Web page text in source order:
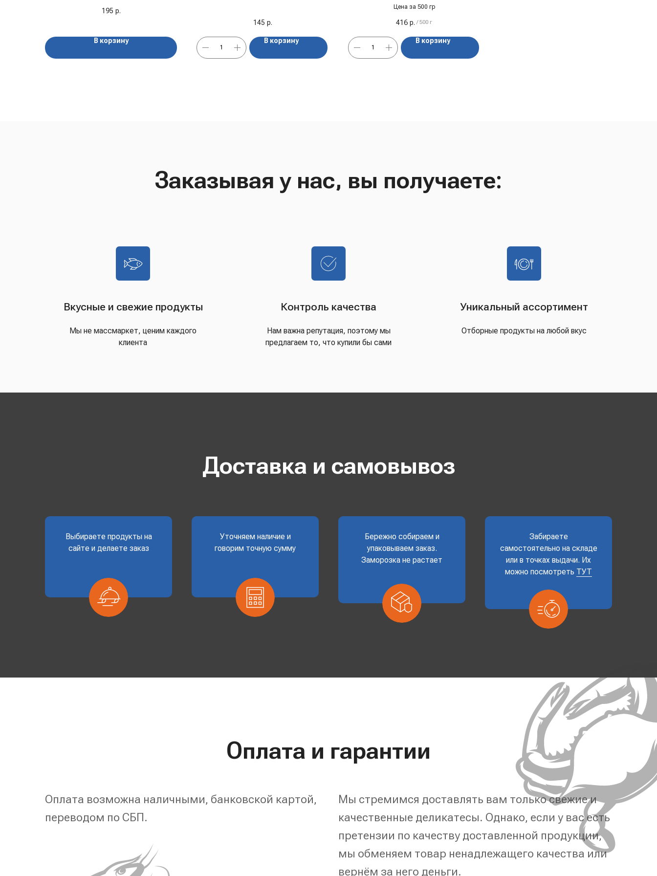
195 р.
В корзину
145 р.
В корзину
продукты"
Цена за 500 гр
416 р. / 500 г
В корзину
Заказывая у нас, вы получаете:
Вкусные и свежие продукты
Мы не массмаркет, ценим каждого
клиента
Контроль качества
Нам важна репутация, поэтому мы
предлагаем то, что купили бы сами
Уникальный ассортимент
Отборные продукты на любой вкус
Доставка и самовывоз
Выбираете продукты на
сайте и делаете заказ
Уточняем наличие и
говорим точную сумму
Бережно собираем и
упаковываем заказ.
Заморозка не растает
Забираете
самостоятельно на складе
или в точках выдачи. Их
можно посмотреть ТУТ
Оплата и гарантии
Оплата возможна наличными, банковской картой,
переводом по СБП.
Мы стремимся доставлять вам только свежие и
качественные деликатесы. Однако, если у вас есть
претензии по качеству доставленной продукции,
мы обменяем товар ненадлежащего качества или
вернём за него деньги.